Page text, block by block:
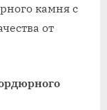
камня с
от